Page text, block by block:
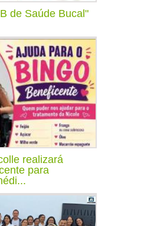
de Saúde Bucal"
realizará
para